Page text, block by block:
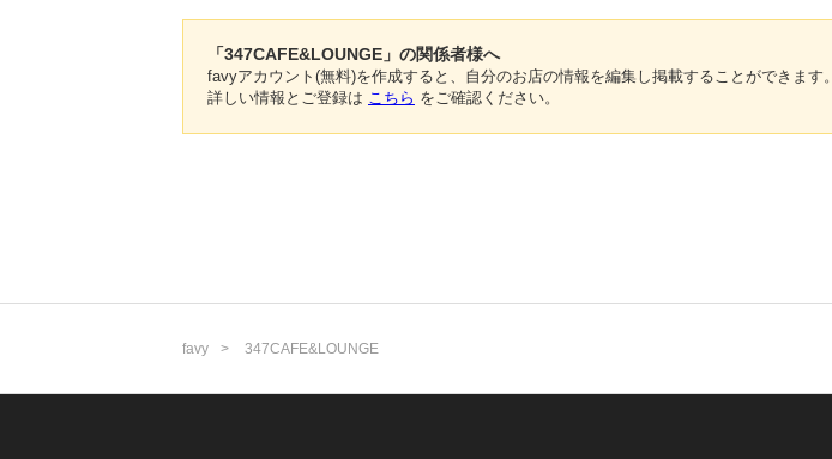
「347CAFE&LOUNGE」の関係者様へ
favyアカウント(無料)を作成すると、自分のお店の情報を編集し掲載することができます。
詳しい情報とご登録は こちら をご確認ください。
favy 347CAFE&LOUNGE